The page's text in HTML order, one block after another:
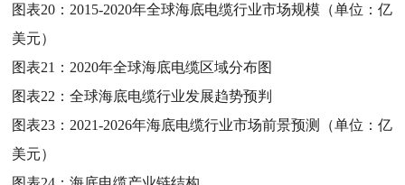
图表20： 2015-2020年全球海底电缆行业市场规模（单位：亿
美元）
图表21： 2020年全球海底电缆区域分布图
图表22：全球海底电缆行业发展趋势预判
图表23： 2021-2026年海底电缆行业市场前景预测（单位：亿
美元）